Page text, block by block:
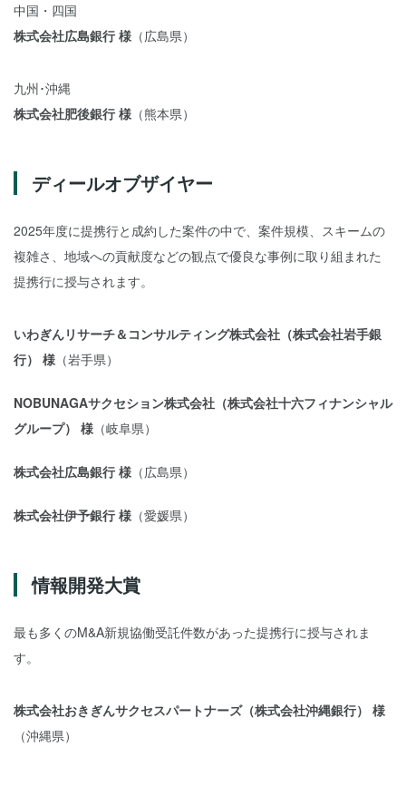
中国・四国
株式会社広島銀行 様 （広島県）
九州･沖縄
株式会社肥後銀行 様 （熊本県）
ディールオブザイヤー
2025年度に提携行と成約した案件の中で、案件規模、スキームの
複雑さ、地域への貢献度などの観点で優良な事例に取り組まれた
提携行に授与されます。
いわぎんリサーチ＆コンサルティング株式会社（株式会社岩手銀
行） 様 （岩手県）
NOBUNAGAサクセション株式会社（株式会社十六フィナンシャル
グループ） 様 （岐阜県）
株式会社広島銀行 様 （広島県）
株式会社伊予銀行 様 （愛媛県）
情報開発大賞
最も多くのM&A新規協働受託件数があった提携行に授与されま
す。
株式会社おきぎんサクセスパートナーズ（株式会社沖縄銀行） 様
（沖縄県）